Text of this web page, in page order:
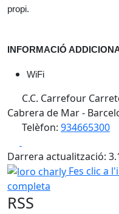
propi.
INFORMACIÓ
WiFi
C.C. Carrefour
Cabrera de Mar -
Telèfon: 934665300
Darrera actualització:
loro charly
Fes clic a
completa
RSS